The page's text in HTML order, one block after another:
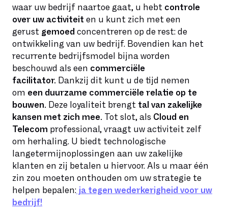
waar uw bedrijf naartoe gaat, u hebt controle
over uw activiteit en u kunt zich met een
gerust gemoed concentreren op de rest: de
ontwikkeling van uw bedrijf. Bovendien kan het
recurrente bedrijfsmodel bijna worden
beschouwd als een commerciële
facilitator. Dankzij dit kunt u de tijd nemen
om een duurzame commerciële relatie op te
bouwen. Deze loyaliteit brengt tal van zakelijke
kansen met zich mee. Tot slot, als Cloud en
Telecom professional, vraagt uw activiteit zelf
om herhaling. U biedt technologische
langetermijnoplossingen aan uw zakelijke
klanten en zij betalen u hiervoor. Als u maar één
zin zou moeten onthouden om uw strategie te
helpen bepalen: ja tegen wederkerigheid voor uw
bedrijf!